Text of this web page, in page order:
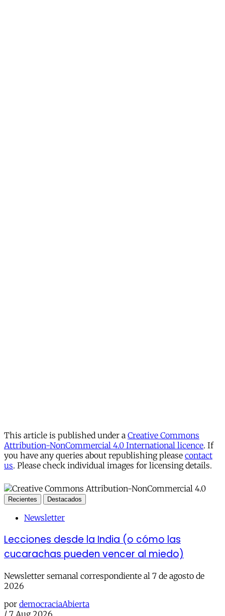
This article is published under a Creative Commons
Attribution-NonCommercial 4.0 International licence. If
you have any queries about republishing please contact
us. Please check individual images for licensing details.
Recientes Destacados
Newsletter
Lecciones desde la India (o cómo las
cucarachas pueden vencer al miedo)
Newsletter semanal correspondiente al 7 de agosto de
2026
por democraciaAbierta
/ 7 Aug 2026